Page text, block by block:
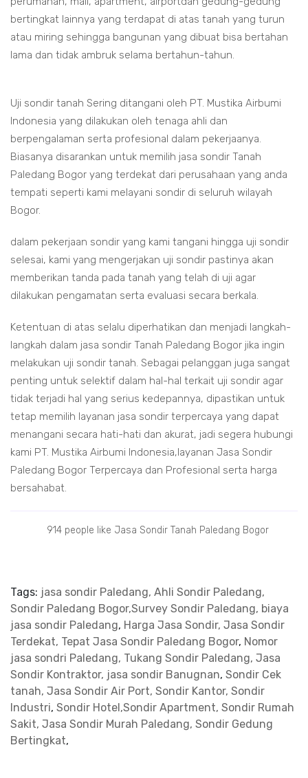
bertingkat lainnya yang terdapat di atas tanah yang turun
atau miring sehingga bangunan yang dibuat bisa bertahan
lama dan tidak ambruk selama bertahun-tahun.
Uji sondir tanah Sering ditangani oleh PT. Mustika Airbumi
Indonesia yang dilakukan oleh tenaga ahli dan
berpengalaman serta profesional dalam pekerjaanya.
Biasanya disarankan untuk memilih jasa sondir Tanah
Paledang Bogor yang terdekat dari perusahaan yang anda
tempati seperti kami melayani sondir di seluruh wilayah
Bogor.
dalam pekerjaan sondir yang kami tangani hingga uji sondir
selesai, kami yang mengerjakan uji sondir pastinya akan
memberikan tanda pada tanah yang telah di uji agar
dilakukan pengamatan serta evaluasi secara berkala.
Ketentuan di atas selalu diperhatikan dan menjadi langkah-
langkah dalam jasa sondir Tanah Paledang Bogor jika ingin
melakukan uji sondir tanah. Sebagai pelanggan juga sangat
penting untuk selektif dalam hal-hal terkait uji sondir agar
tidak terjadi hal yang serius kedepannya, dipastikan untuk
tetap memilih layanan jasa sondir terpercaya yang dapat
menangani secara hati-hati dan akurat, jadi segera hubungi
kami PT. Mustika Airbumi Indonesia,layanan Jasa Sondir
Paledang Bogor Terpercaya dan Profesional serta harga
bersahabat.
914 people like Jasa Sondir Tanah Paledang Bogor
Tags: jasa sondir Paledang, Ahli Sondir Paledang,
Sondir Paledang Bogor,Survey Sondir Paledang, biaya
jasa sondir Paledang, Harga Jasa Sondir, Jasa Sondir
Terdekat, Tepat Jasa Sondir Paledang Bogor, Nomor
jasa sondri Paledang, Tukang Sondir Paledang, Jasa
Sondir Kontraktor, jasa sondir Banugnan, Sondir Cek
tanah, Jasa Sondir Air Port, Sondir Kantor, Sondir
Industri, Sondir Hotel,Sondir Apartment, Sondir Rumah
Sakit, Jasa Sondir Murah Paledang, Sondir Gedung
Bertingkat,